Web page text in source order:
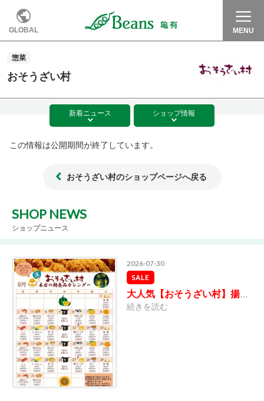
GLOBAL MENU
惣菜
おそうざい村
新着ニュース ショップ情報
この情報は公開期間が終了しています。
おそうざい村のショップページへ戻る
SHOP NEWS
ショップニュース
2026-07-30
SALE
大人気【おそうざい村】揚物各種8月の特売品カレンダー！
続きを読む